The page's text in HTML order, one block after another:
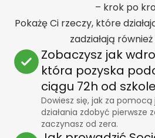
– krok po
Pokażę Ci rzeczy, które
zadziałają
Zobaczysz jak
która pozyska
ciągu 72h od
Dowiesz się, jak za
działania zdobyć pierwsze
zaczynasz od zera.